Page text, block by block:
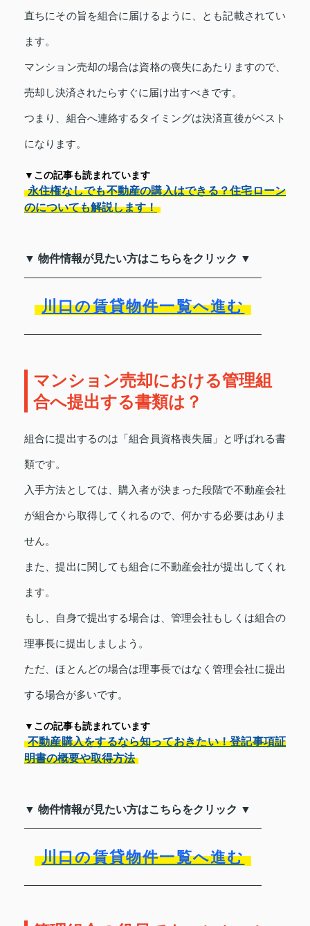
直ちにその旨を組合に届けるように、とも記載されてい
ます。
マンション売却の場合は資格の喪失にあたりますので、
売却し決済されたらすぐに届け出すべきです。
つまり、組合へ連絡するタイミングは決済直後がベスト
になります。
▼この記事も読まれています
永住権なしでも不動産の購入はできる？住宅ローン
のについても解説します！
▼ 物件情報が見たい方はこちらをクリック ▼
川口の賃貸物件一覧へ進む
マンション売却における管理組
合へ提出する書類は？
組合に提出するのは「組合員資格喪失届」と呼ばれる書
類です。
入手方法としては、購入者が決まった段階で不動産会社
が組合から取得してくれるので、何かする必要はありま
せん。
また、提出に関しても組合に不動産会社が提出してくれ
ます。
もし、自身で提出する場合は、管理会社もしくは組合の
理事長に提出しましよう。
ただ、ほとんどの場合は理事長ではなく管理会社に提出
する場合が多いです。
▼この記事も読まれています
不動産購入をするなら知っておきたい！登記事項証
明書の概要や取得方法
▼ 物件情報が見たい方はこちらをクリック ▼
川口の賃貸物件一覧へ進む